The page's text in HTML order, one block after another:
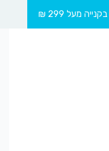
בקנייה מעל 299 ₪